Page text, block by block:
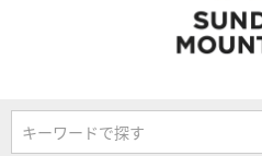
キーワードで探す